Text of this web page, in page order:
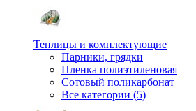
Теплицы и комплектующие
Парники, грядки
Пленка полиэтиленовая
Сотовый поликарбонат
Все категории (5)